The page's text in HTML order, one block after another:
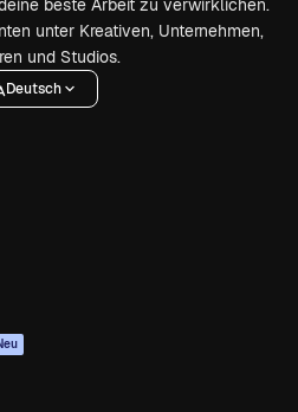
beste Arbeit zu verwirklichen.
unter Kreativen, Unternehmen,
und Studios.
Deutsch